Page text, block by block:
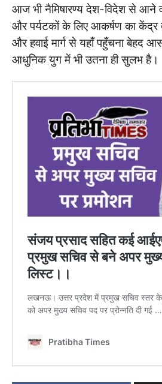
आज भी नैमिषारण्य देश-विदेश से आने
और पर्यटकों के लिए आकर्षण का
और हवाई मार्ग से यहाँ पहुँचना बेहद
आधुनिक युग में भी उतना ही सुलभ है।